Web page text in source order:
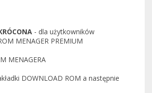
- dla użytkowników
MENAGER PREMIUM
MENAGERA
DOWNLOAD ROM a następnie